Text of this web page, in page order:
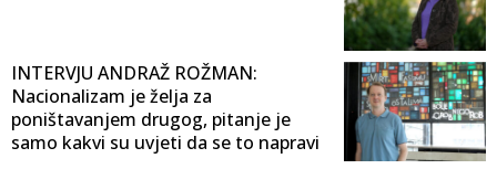
INTERVJU ANDRAŽ ROŽMAN:
Nacionalizam je želja za
poništavanjem drugog, pitanje je
samo kakvi su uvjeti da se to napravi